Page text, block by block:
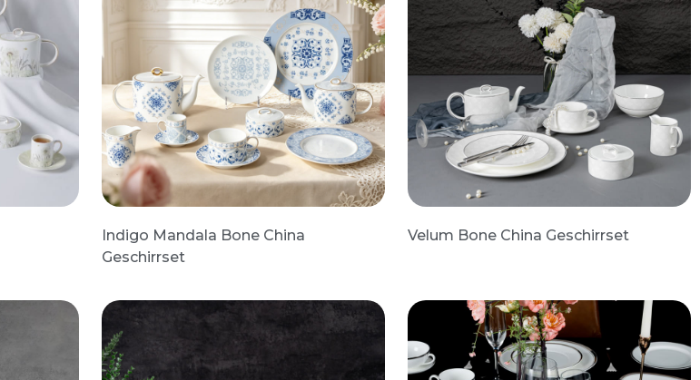
Indigo Mandala Bone China
Geschirrset
Velum Bone China Geschirrset